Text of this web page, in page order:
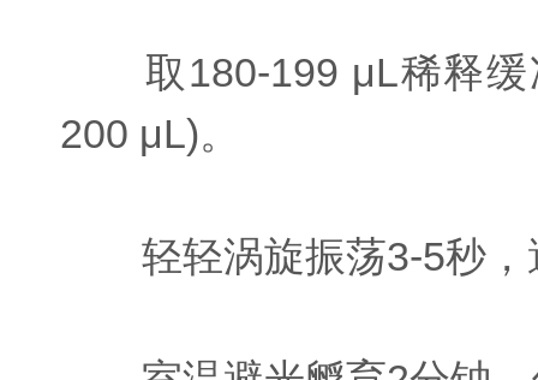
取180-199 μL稀释缓
200 μL)。
轻轻涡旋振荡3-5秒，